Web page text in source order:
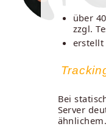
über
zzgl.
erstellt
Bei
Server
ähnlichem.